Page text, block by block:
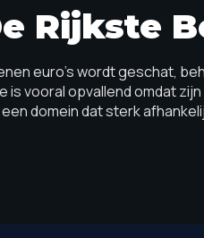
Rijkste
euro’s wordt geschat,
vooral opvallend omdat
domein dat sterk